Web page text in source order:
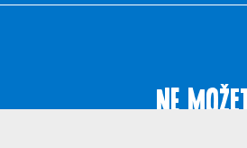
Ne